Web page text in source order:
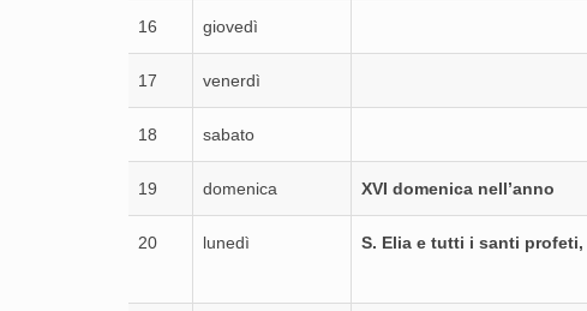
16 giovedì
17 venerdì
18 sabato
19 domenica XVI domenica nell’anno
20 lunedì S. Elia e tutti i santi profeti,